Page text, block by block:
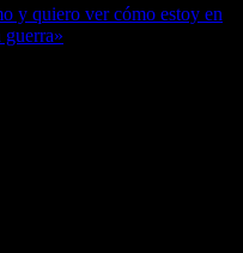
y quiero ver cómo estoy en
guerra»